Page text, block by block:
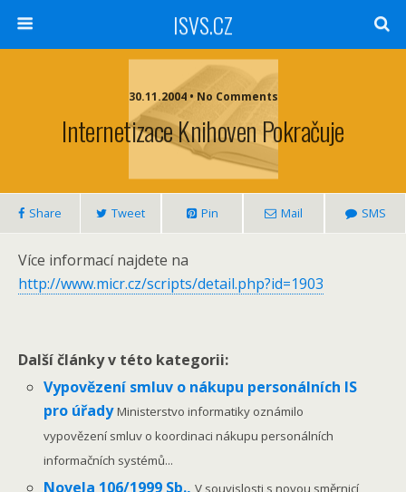
ISVS.CZ
30.11.2004 • No Comments
Internetizace Knihoven Pokračuje
Share Tweet Pin Mail SMS
Více informací najdete na
http://www.micr.cz/scripts/detail.php?id=1903
Další články v této kategorii:
Vypovězení smluv o nákupu personálních IS
pro úřadyMinisterstvo informatiky oznámilo
vypovězení smluv o koordinaci nákupu personálních
informačních systémů...
Novela 106/1999 Sb.,V souvislosti s novou směrnicí